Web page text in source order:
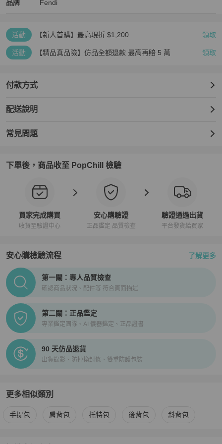
品牌
Fendi 女包品牌介紹
Fendi
Fendi 推薦清單
活動 【新人首購】最高現折 $1,200 領取
活動 【精品真品險】仿品全額退款 最高再賠 5 萬 領取
付款方式
配送說明
常見問題
下單後，商品收至 PopChill 檢驗
買家完成購買
收貨至驗證中心
安心購驗證
正品鑑定 品質檢查
驗證通過出貨
平台發貨給買家
安心購檢驗流程 了解更多
PopChill拍拍圈正品驗證、安心購檢驗流程介紹
第一關：專人品質檢查
確認商品狀況、配件等 符合頁面描述
第二關：正品鑑定
專業鑑定團隊、AI 儀器鑑定、正品證書
90 天仿品退貨
出貨錄影、防掉換封條、雙重防護包裝
更多相似類別
更多Fendi 女包相似商品推薦
手提包 肩背包 托特包 後背包 斜背包